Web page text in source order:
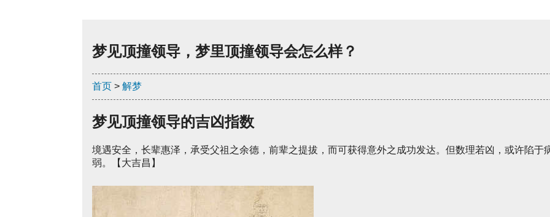
梦见顶撞领导，梦里顶撞领导会怎么样？
首页 > 解梦
梦见顶撞领导的吉凶指数
境遇安全，长辈惠泽，承受父祖之余德，前辈之提拔，而可获得意外之成功发达。但数理若凶，或许陷于
弱。【大吉昌】